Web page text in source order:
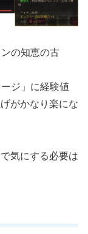
の知恵の古
ジ」に経験値
がかなり楽にな
気にする必要は